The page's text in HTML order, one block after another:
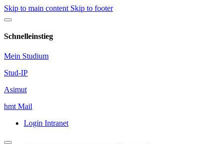
Skip to main content Skip to footer
Schnelleinstieg
Mein Studium
Stud-IP
Asimut
hmt Mail
Login Intranet